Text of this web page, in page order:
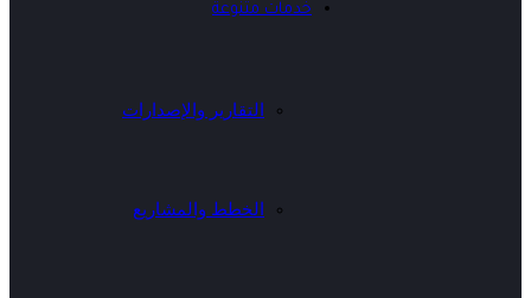
خدمات متنوعة
التقارير والإصدارات
الخطط والمشاريع